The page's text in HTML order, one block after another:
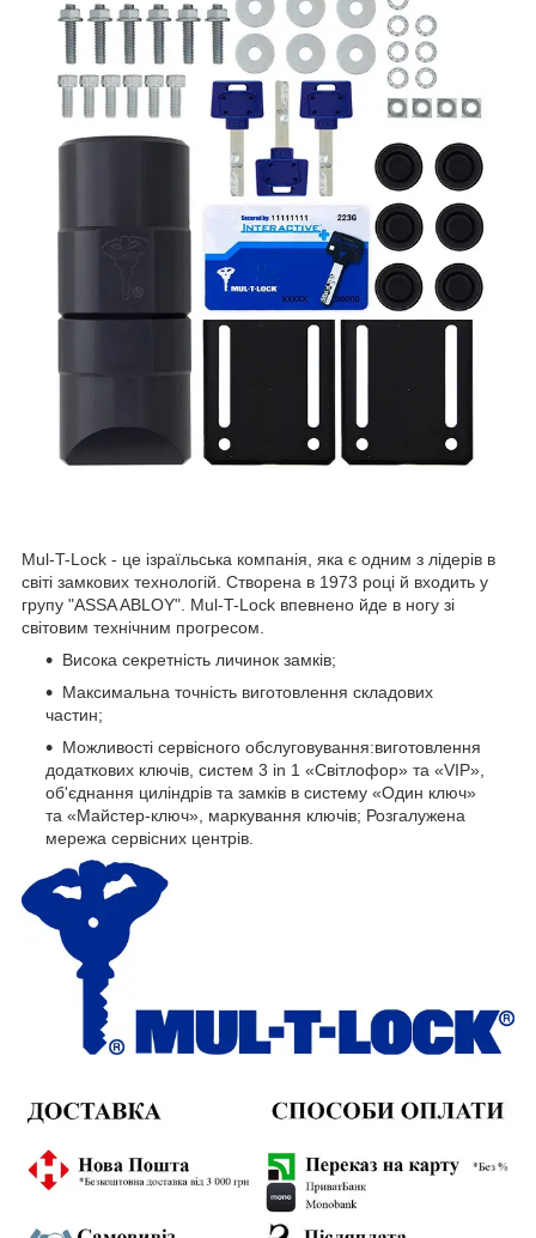
Mul-T-Lock - це ізраїльська компанія, яка є одним з лідерів в
світі замкових технологій. Створена в 1973 році й входить у
групу "ASSA ABLOY". Mul-T-Lock впевнено йде в ногу зі
світовим технічним прогресом.
Висока секретність личинок замків;
Максимальна точність виготовлення складових
частин;
Можливості сервісного обслуговування:виготовлення
додаткових ключів, систем 3 in 1 «Світлофор» та «VIP»,
об'єднання циліндрів та замків в систему «Один ключ»
та «Майстер-ключ», маркування ключів; Розгалужена
мережа сервісних центрів.